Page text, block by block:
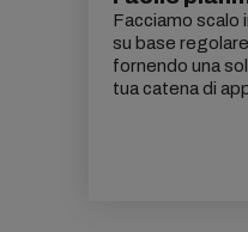
Facciamo scalo
su base
fornendo una
tua catena di